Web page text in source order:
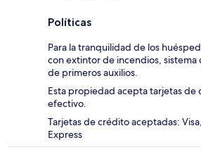
Políticas
Para la tranquilidad de los
con extintor de incendios,
de primeros auxilios.
Esta propiedad acepta tarjetas de
efectivo.
Tarjetas de crédito aceptadas:
Express